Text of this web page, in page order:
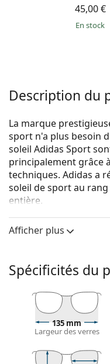
45,00 €
en stock
Description du
La marque
sport n'a plus besoin
soleil Adidas Sport
principalement grâce
techniques. Adidas a
soleil de sport au
entière.
adidas Sport
lunettes de soleil
La couleur bleue
cheveux châtain
Lunettes de soleil
idéal pour les
ronde, ovale ou
La monture des
plastique de
Afficher plus
Spécificités du
135 mm
Largeur des verres